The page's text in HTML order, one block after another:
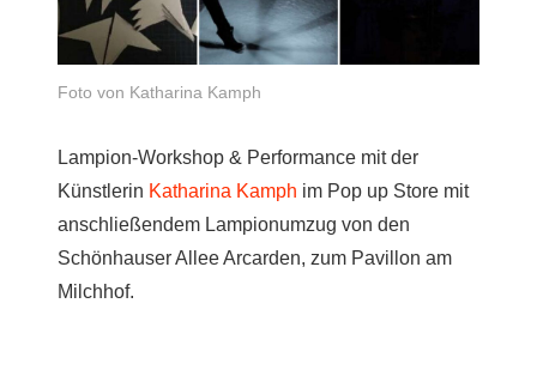
Foto von Katharina Kamph
Lampion-Workshop & Performance mit der
Künstlerin Katharina Kamph im Pop up Store mit
anschließendem Lampionumzug von den
Schönhauser Allee Arcarden, zum Pavillon am
Milchhof.